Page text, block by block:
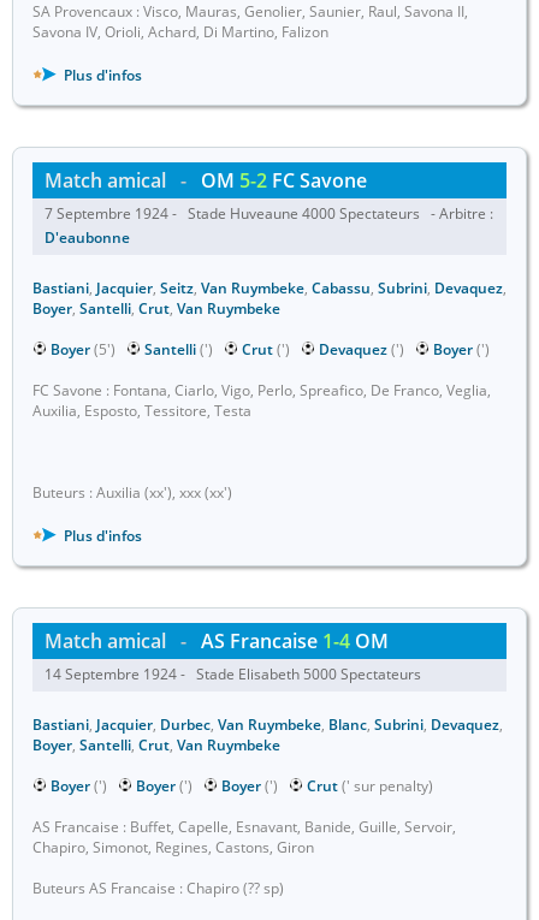
SA Provencaux : Visco, Mauras, Genolier, Saunier, Raul, Savona II,
Savona IV, Orioli, Achard, Di Martino, Falizon
Plus d'infos
Match amical - OM 5-2 FC Savone
7 Septembre 1924 - Stade Huveaune 4000 Spectateurs - Arbitre :
D'eaubonne
Bastiani, Jacquier, Seitz, Van Ruymbeke, Cabassu, Subrini, Devaquez,
Boyer, Santelli, Crut, Van Ruymbeke
Boyer(5') Santelli(') Crut(') Devaquez(') Boyer(')
FC Savone : Fontana, Ciarlo, Vigo, Perlo, Spreafico, De Franco, Veglia,
Auxilia, Esposto, Tessitore, Testa
Buteurs : Auxilia (xx'), xxx (xx')
Plus d'infos
Match amical - AS Francaise 1-4 OM
14 Septembre 1924 - Stade Elisabeth 5000 Spectateurs
Bastiani, Jacquier, Durbec, Van Ruymbeke, Blanc, Subrini, Devaquez,
Boyer, Santelli, Crut, Van Ruymbeke
Boyer(') Boyer(') Boyer(') Crut(' sur penalty)
AS Francaise : Buffet, Capelle, Esnavant, Banide, Guille, Servoir,
Chapiro, Simonot, Regines, Castons, Giron
Buteurs AS Francaise : Chapiro (?? sp)